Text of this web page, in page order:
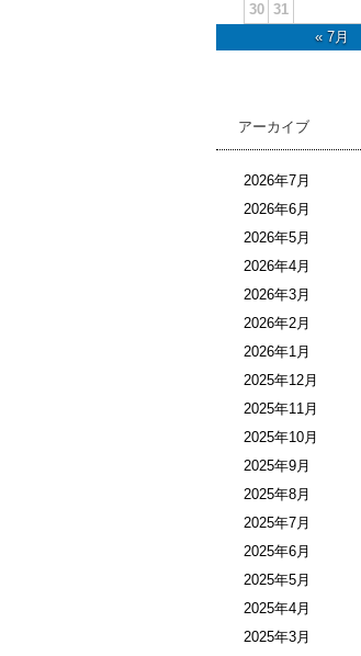
30 31
« 7月
アーカイブ
2026年7月
2026年6月
2026年5月
2026年4月
2026年3月
2026年2月
2026年1月
2025年12月
2025年11月
2025年10月
2025年9月
2025年8月
2025年7月
2025年6月
2025年5月
2025年4月
2025年3月